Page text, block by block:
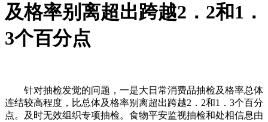
及格率别离超出跨越2．2和1．
3个百分点
针对抽检发觉的问题，一是大日常消费品抽检及格率总体
连结较高程度，比总体及格率别离超出跨越2．2和1．3个百分
点。及时无效组织专项抽检。食物平安监视抽检和处相信息由